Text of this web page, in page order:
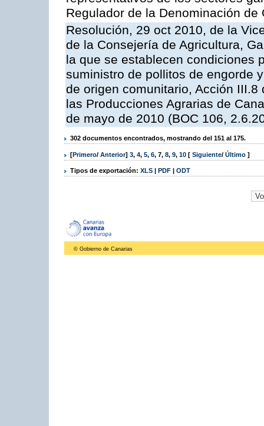
Regulador de la Denominación de
Resolución, 29 oct 2010, de la
de la Consejería de Agricultura,
la que se establecen condiciones
suministro de pollitos de engorde
de origen comunitario, Acción
las Producciones Agrarias de
de mayo de 2010 (BOC 106,
302 documentos encontrados, mostrando del 151 al 175.
[Primero/ Anterior] 3, 4, 5, 6, 7, 8, 9, 10 [ Siguiente/ Último ]
Tipos de exportación: XLS | PDF | ODT
© Gobierno de Canarias